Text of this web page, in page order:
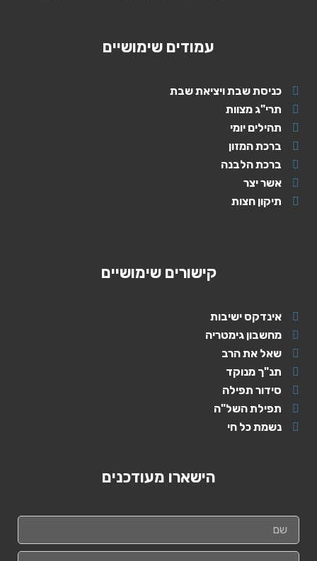
עמודים שימושיים
כניסת שבת ויציאת שבת
תרי"ג מצוות
תהילים יומי
ברכת המזון
ברכת הלבנה
אשר יצר
תיקון חצות
קישורים שימושיים
אינדקס ישיבות
מחשבון גימטריה
שאל את הרב
תנ"ך מנוקד
סידור תפילה
תפילת השל"ה
נשמת כל חי
הישארו מעודכנים